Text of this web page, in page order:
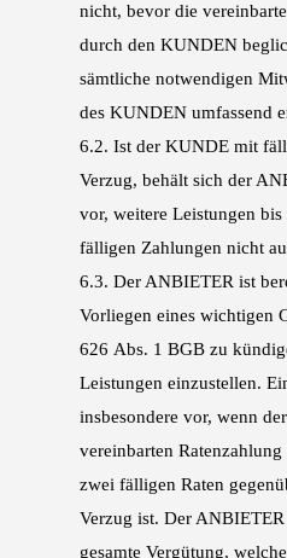
nicht, bevor die
durch den KUNDEN
sämtliche notwendigen
des KUNDEN umfassend
6.2. Ist der KUNDE mit
Verzug, behält sich der
vor, weitere Leistungen
fälligen Zahlungen nicht
6.3. Der ANBIETER ist
Vorliegen eines wichtigen
626 Abs. 1 BGB zu
Leistungen einzustellen.
insbesondere vor, wenn
vereinbarten
zwei fälligen Raten
Verzug ist. Der
gesamte Vergütung,